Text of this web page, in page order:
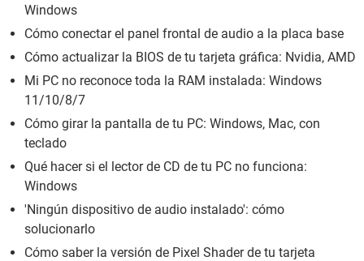
Windows
Cómo conectar el panel frontal de audio a la placa base
Cómo actualizar la BIOS de tu tarjeta gráfica: Nvidia, AMD
Mi PC no reconoce toda la RAM instalada: Windows
11/10/8/7
Cómo girar la pantalla de tu PC: Windows, Mac, con
teclado
Qué hacer si el lector de CD de tu PC no funciona:
Windows
'Ningún dispositivo de audio instalado': cómo
solucionarlo
Cómo saber la versión de Pixel Shader de tu tarjeta